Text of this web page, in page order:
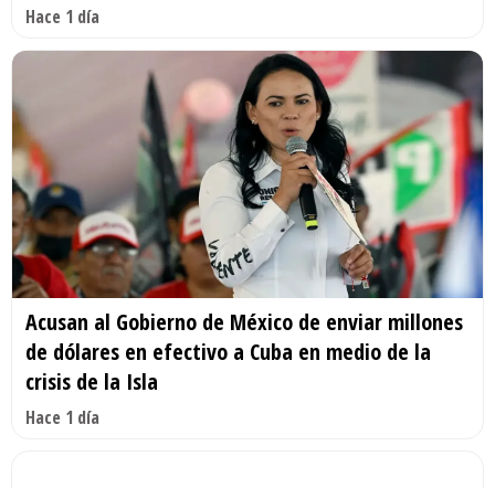
Hace 1 día
Acusan al Gobierno de México de enviar millones
de dólares en efectivo a Cuba en medio de la
crisis de la Isla
Hace 1 día